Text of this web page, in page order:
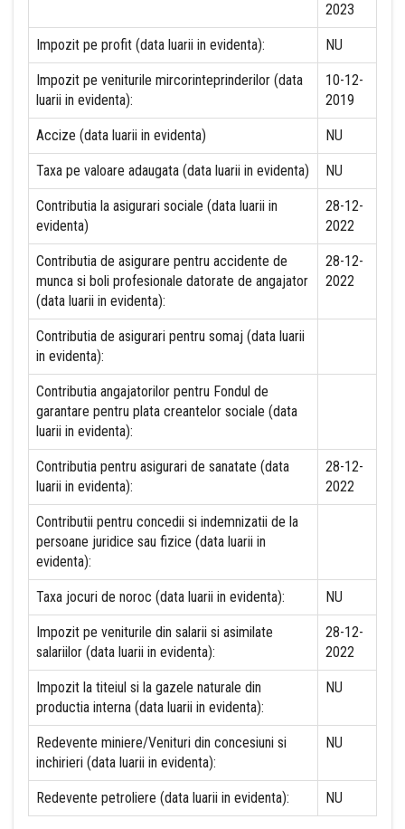
2023
Impozit pe profit (data luarii in evidenta): NU
Impozit pe veniturile mircorinteprinderilor (data
luarii in evidenta):
10-12-
2019
Accize (data luarii in evidenta) NU
Taxa pe valoare adaugata (data luarii in evidenta) NU
Contributia la asigurari sociale (data luarii in
evidenta)
28-12-
2022
Contributia de asigurare pentru accidente de
munca si boli profesionale datorate de angajator
(data luarii in evidenta):
28-12-
2022
Contributia de asigurari pentru somaj (data luarii
in evidenta):
Contributia angajatorilor pentru Fondul de
garantare pentru plata creantelor sociale (data
luarii in evidenta):
Contributia pentru asigurari de sanatate (data
luarii in evidenta):
28-12-
2022
Contributii pentru concedii si indemnizatii de la
persoane juridice sau fizice (data luarii in
evidenta):
Taxa jocuri de noroc (data luarii in evidenta): NU
Impozit pe veniturile din salarii si asimilate
salariilor (data luarii in evidenta):
28-12-
2022
Impozit la titeiul si la gazele naturale din
productia interna (data luarii in evidenta):
NU
Redevente miniere/Venituri din concesiuni si
inchirieri (data luarii in evidenta):
NU
Redevente petroliere (data luarii in evidenta): NU